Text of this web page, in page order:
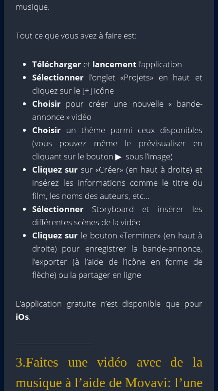
musique.
Tout ce que vous avez à faire est:
Télécharger et lancement l’application
Sélectionner l’onglet «Projets» en haut et
cliquez sur le [+] icône
Choisir pour créer une nouvelle « bande-
annonce » vidéo
Choisir un thème parmi ceux disponibles
(vous pouvez même le prévisualiser en
cliquant sur le bouton ▶ ︎ sous l’image)
Cliquez sursur «Créer» (en haut à droite) et
insérez les informations comme le titre du
film, les noms des auteurs, etc…
Sélectionner Storyboard et insérer les
différentes scènes de la vidéo
Cliquez surle bouton «Terminer» (en haut à
droite) pour enregistrer la bande-annonce,
l’exporter (à l’aide de l’icône en forme de
flèche) ou la partager en ligne
L’application gratuite n’est disponible que pour
iOs.
3.Faites une vidéo avec de la
musique à l’aide de Movavi: l’une